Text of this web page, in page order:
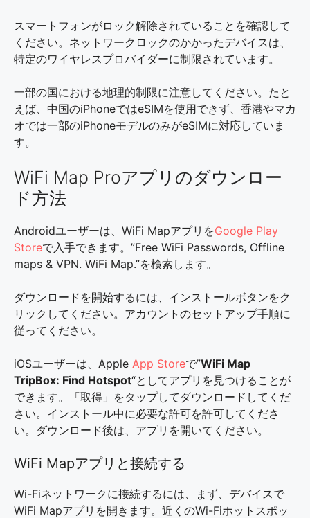
スマートフォンがロック解除されていることを確認して
ください。ネットワークロックのかかったデバイスは、
特定のワイヤレスプロバイダーに制限されています。
一部の国における地理的制限に注意してください。たと
えば、中国のiPhoneではeSIMを使用できず、香港やマカ
オでは一部のiPhoneモデルのみがeSIMに対応していま
す。
WiFi Map Proアプリのダウンロー
ド方法
Androidユーザーは、WiFi MapアプリをGoogle Play
Storeで入手できます。”Free WiFi Passwords, Offline
maps & VPN. WiFi Map.”を検索します。
ダウンロードを開始するには、インストールボタンをク
リックしてください。アカウントのセットアップ手順に
従ってください。
iOSユーザーは、Apple App Storeで”WiFi Map
TripBox: Find Hotspot“としてアプリを見つけることが
できます。「取得」をタップしてダウンロードしてくだ
さい。インストール中に必要な許可を許可してくださ
い。ダウンロード後は、アプリを開いてください。
WiFi Mapアプリと接続する
Wi-Fiネットワークに接続するには、まず、デバイスで
WiFi Mapアプリを開きます。近くのWi-Fiホットスポッ